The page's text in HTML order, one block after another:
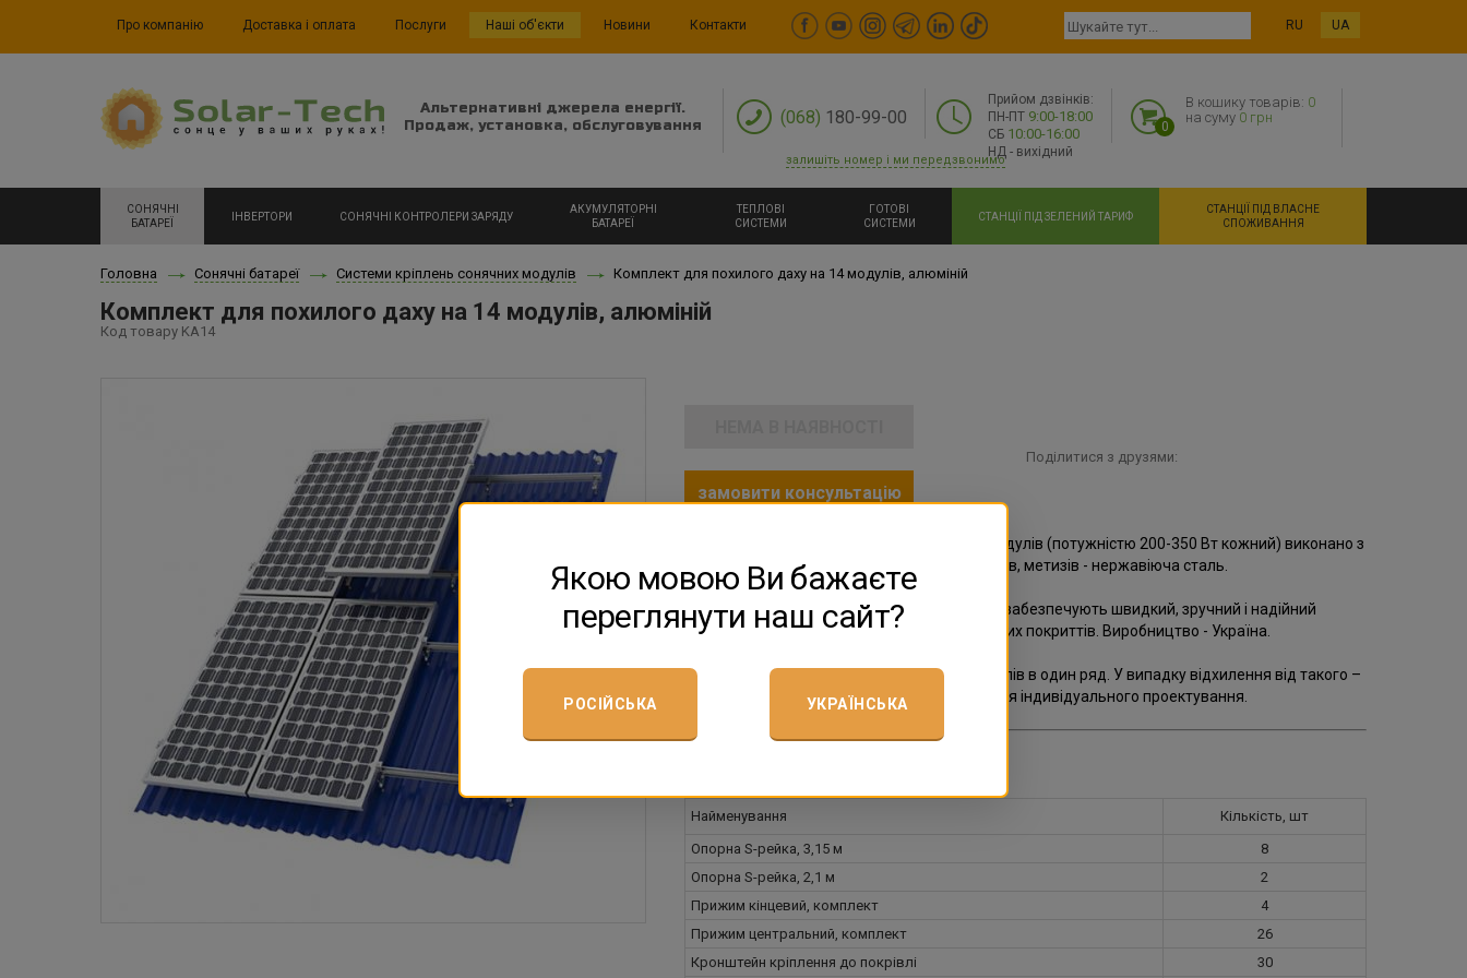
Про компанію Доставка і оплата Послуги Наші об'єкти Новини Контакти RU UA
Альтернативні джерела енергії.
Продаж, установка, обслуговування
(068) 180-99-00
Прийом дзвінків:
ПН-ПТ 9:00-18:00
СБ 10:00-16:00
НД - вихідний
0
В кошику товарів: 0
на суму 0 грн
залишіть номер і ми передзвонимо
СОНЯЧНІ
БАТАРЕЇ
ІНВЕРТОРИ СОНЯЧНІ КОНТРОЛЕРИ ЗАРЯДУ
АКУМУЛЯТОРНІ
БАТАРЕЇ
ТЕПЛОВІ
СИСТЕМИ
ГОТОВІ
СИСТЕМИ
СТАНЦІЇ ПІД ЗЕЛЕНИЙ ТАРИФ
СТАНЦІЇ ПІД ВЛАСНЕ
СПОЖИВАННЯ
Головна Сонячні батареї Системи кріплень сонячних модулів Комплект для похилого даху на 14 модулів, алюміній
Комплект для похилого даху на 14 модулів, алюміній
Код товару KA14
замовити консультацію
Поділитися з друзями:
Систему кріплень на похилий дах 14 фотомодулів (потужністю 200-350 Вт кожний) виконано з
анодованого алюмінію. Матеріал кронштейнів, метизів - нержавіюча сталь.
Системи кріплення з анодованого алюмінію забезпечують швидкий, зручний і надійний
монтаж фотомодулів на всі види покрівельних покриттів. Виробництво - Україна.
Система передбачає розміщення фотомодулів в один ряд. У випадку відхилення від такого –
зверніться до менеджерів нашої компанії для індивідуального проектування.
Найменування
Кількість, шт
Опорна S-рейка, 3,15 м
8
Опорна S-рейка, 2,1 м
2
Прижим кінцевий, комплект
4
Прижим центральний, комплект
26
Кронштейн кріплення до покрівлі
30
Якою мовою Ви бажаєте
переглянути наш сайт?
РОСІЙСЬКА УКРАЇНСЬКА